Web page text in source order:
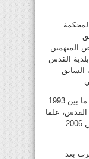
المتهمين
القدس
السابق
وتعود القضايا الموجهة إلى أولمرت للفترة ما بين 1993
القدس، علما
أنه تولى رئاسة الحكومة خلال الفترة ما بين 2006
بعد